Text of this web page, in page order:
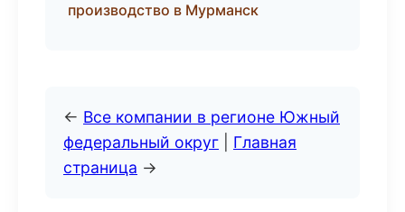
производство в Мурманск
← Все компании в регионе Южный
федеральный округ
Главная
страница →